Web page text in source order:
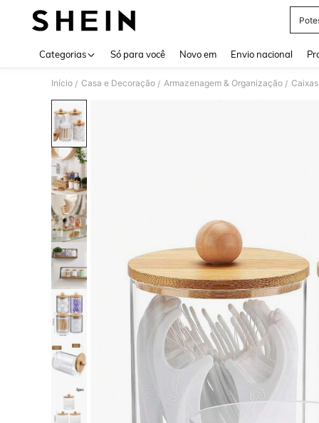
Categorias Só para você Novo em Envio nacional
Início / Casa e Decoração / Armazenagem & Organização /